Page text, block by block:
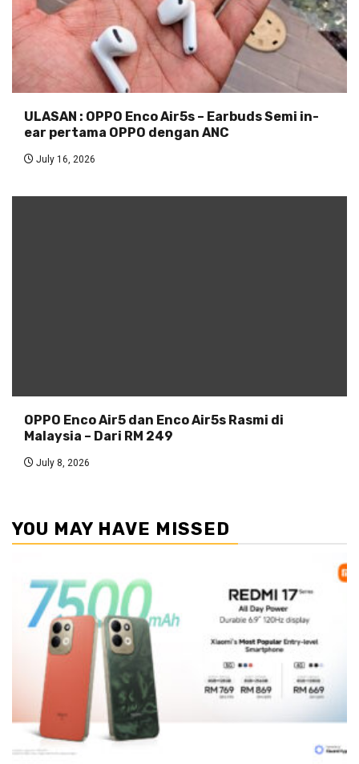
ULASAN : OPPO Enco Air5s – Earbuds Semi in-
ear pertama OPPO dengan ANC
July 16, 2026
OPPO Enco Air5 dan Enco Air5s Rasmi di
Malaysia – Dari RM 249
July 8, 2026
YOU MAY HAVE MISSED